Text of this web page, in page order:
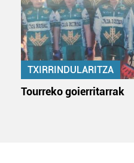
TXIRRINDULARITZA
Tourreko goierritarrak